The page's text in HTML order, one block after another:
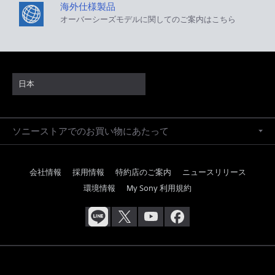
海外仕様製品
オーバーシーズモデルに関してのご案内はこちら
日本
ソニーストアでのお買い物にあたって
会社情報 採用情報 特約店のご案内
ニュースリリース
環境情報
My Sony 利用規約